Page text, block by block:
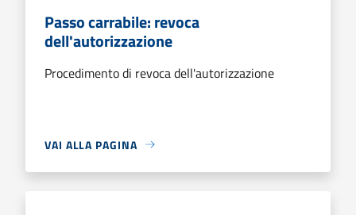
Passo carrabile: revoca
dell'autorizzazione
Procedimento di revoca dell'autorizzazione
VAI ALLA PAGINA